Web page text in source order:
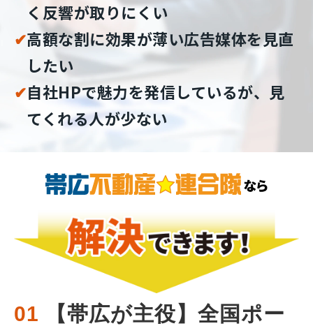
く反響が取りにくい
✔︎高額な割に効果が薄い広告媒体を見直
したい
✔︎自社HPで魅力を発信しているが、見
てくれる人が少ない
01 【帯広が主役】全国ポー